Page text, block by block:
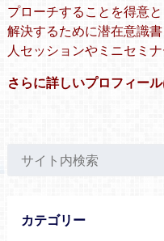
プローチすることを得意
解決するために潜在意識
人セッションやミニセミ
さらに詳しいプロフィー
カテゴリー